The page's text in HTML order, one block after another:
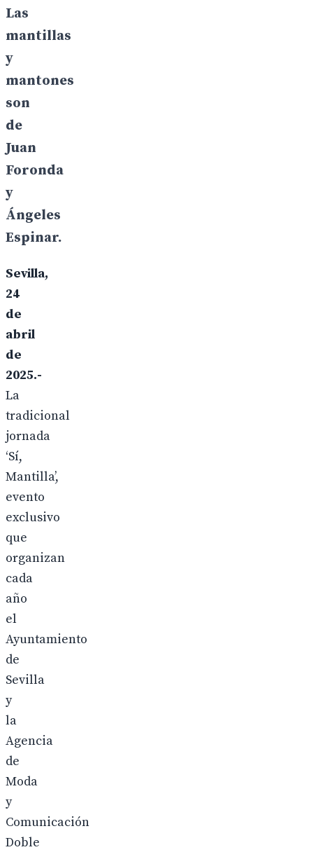
Las
mantillas
y
mantones
son
de
Juan
Foronda
y
Ángeles
Espinar.
Sevilla,
24
de
abril
de
2025.-
La
tradicional
jornada
‘Sí,
Mantilla’,
evento
exclusivo
que
organizan
cada
año
el
Ayuntamiento
de
Sevilla
y
la
Agencia
de
Moda
y
Comunicación
Doble